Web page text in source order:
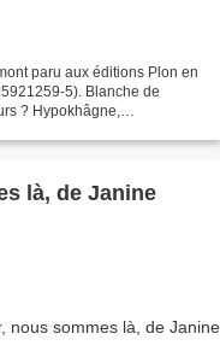
paru aux éditions Plon en
5). Blanche de
? Hypokhâgne,
là, de Janine